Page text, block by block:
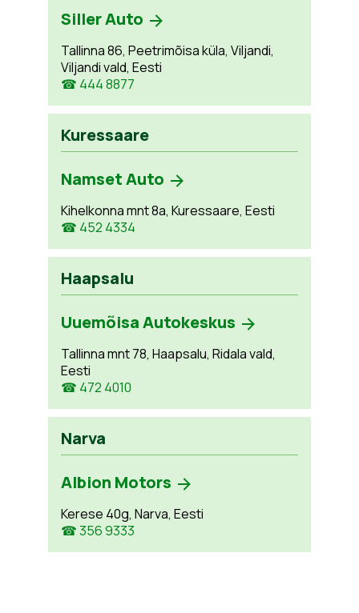
Siller Auto
Tallinna 86, Peetrimõisa küla, Viljandi,
Viljandi vald, Eesti
☎ 444 8877
Kuressaare
Namset Auto
Kihelkonna mnt 8a, Kuressaare, Eesti
☎ 452 4334
Haapsalu
Uuemõisa Autokeskus
Tallinna mnt 78, Haapsalu, Ridala vald,
Eesti
☎ 472 4010
Narva
Albion Motors
Kerese 40g, Narva, Eesti
☎ 356 9333